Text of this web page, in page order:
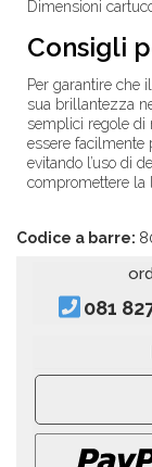
Dimensioni
Consigli
Per garantire che
sua brillantezza
semplici regole di
essere facilmente
evitando l’uso di
compromettere la
Codice a barre:
081